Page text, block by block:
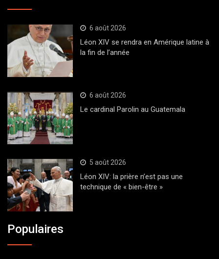
6 août 2026
Léon XIV se rendra en Amérique latine à
la fin de l’année
6 août 2026
Le cardinal Parolin au Guatemala
5 août 2026
Léon XIV: la prière n’est pas une
technique de « bien-être »
Populaires